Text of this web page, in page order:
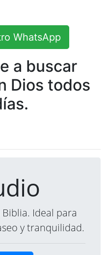
WhatsApp
a buscar
Dios todos
Ideal para
y tranquilidad.